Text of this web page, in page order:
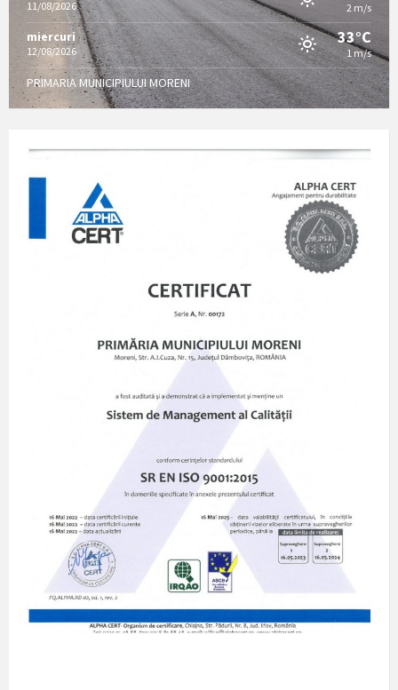
11/08/2026 2 m/s
miercuri
12/08/2026
33°C
1 m/s
PRIMARIA MUNICIPIULUI MORENI